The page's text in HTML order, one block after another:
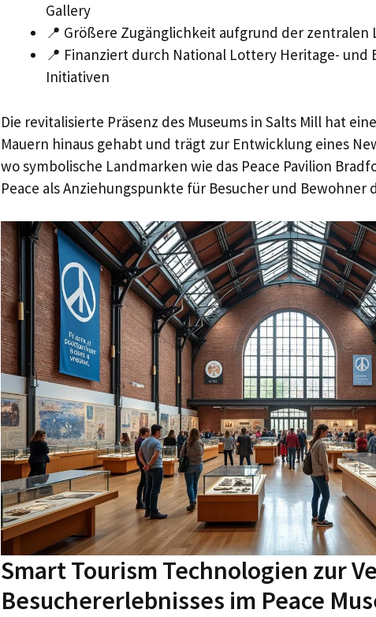
Gallery
📍 Größere Zugänglichkeit aufgrund der zentralen
📍 Finanziert durch National Lottery Heritage- und
Initiativen
Die revitalisierte Präsenz des Museums in Salts Mill hat
Mauern hinaus gehabt und trägt zur Entwicklung eines
wo symbolische Landmarken wie das Peace Pavilion
Peace als Anziehungspunkte für Besucher und Bewohner
Smart Tourism Technologien zur
Besuchererlebnisses im Peace